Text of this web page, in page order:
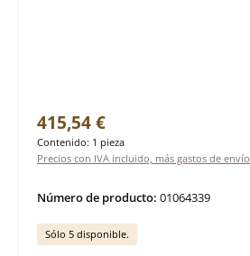
Precio normal:
415,54 €
Contenido: 1 pieza
Precios con IVA incluido, más gastos de envío
Número de producto: 01064339
Sólo 5 disponible.